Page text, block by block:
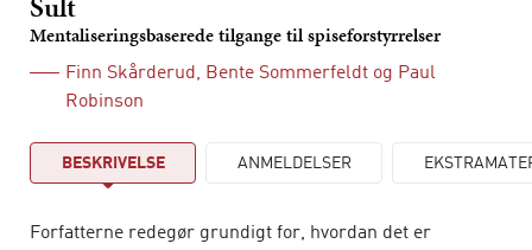
Mentaliseringsbaserede tilgange til spiseforstyrrelser
Finn Skårderud, Bente Sommerfeldt og Paul
Robinson
BESKRIVELSE ANMELDELSER
Forfatterne redegør grundigt for, hvordan det er